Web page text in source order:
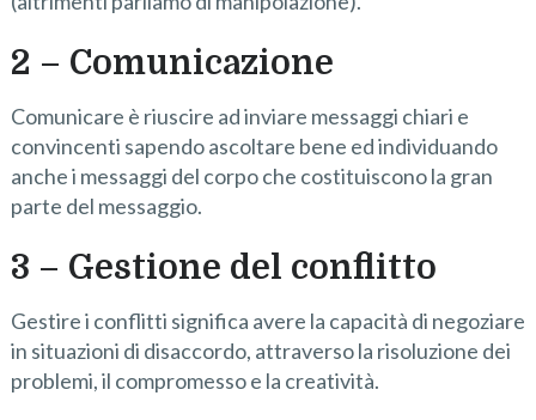
2 – Comunicazione
Comunicare è riuscire ad inviare messaggi chiari e
convincenti sapendo ascoltare bene ed individuando
anche i messaggi del corpo che costituiscono la gran
parte del messaggio.
3 – Gestione del conflitto
Gestire i conflitti significa avere la capacità di negoziare
in situazioni di disaccordo, attraverso la risoluzione dei
problemi, il compromesso e la creatività.